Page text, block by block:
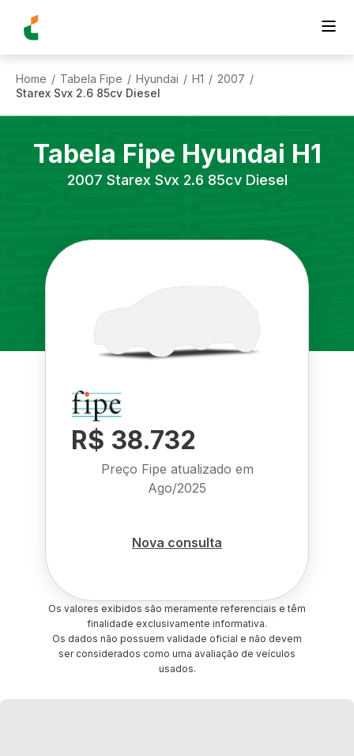
Home / Tabela Fipe / Hyundai / H1 / 2007 /
Starex Svx 2.6 85cv Diesel
Tabela Fipe Hyundai H1
2007 Starex Svx 2.6 85cv Diesel
R$ 38.732
Preço Fipe atualizado em
Ago/2025
Nova consulta
Os valores exibidos são meramente referenciais e têm
finalidade exclusivamente informativa.
Os dados não possuem validade oficial e não devem
ser considerados como uma avaliação de veículos
usados.